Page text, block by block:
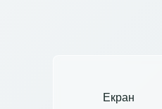
Екран